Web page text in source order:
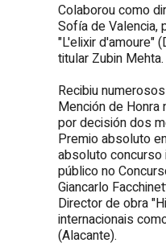
Colaborou como
Sofía de Valencia,
"L'elixir d'amoure"
titular Zubin Mehta.
Recibiu
Mención de Honra
por decisión dos
Premio absoluto
absoluto concurso
público no
Giancarlo
Director de obra
internacionais
(Alacante).